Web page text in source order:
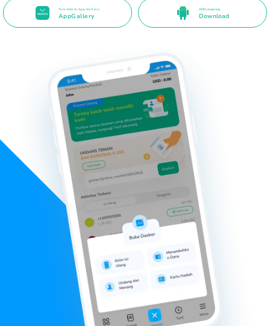
Tersedia di App Gallery
AppGallery
APK Langsung
Download